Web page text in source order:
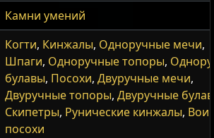
Камни умений
Когти, Кинжалы, Одноручные мечи,
Шпаги, Одноручные топоры,
булавы, Посохи, Двуручные мечи,
Двуручные топоры, Двуручные
Скипетры, Рунические кинжалы,
посохи